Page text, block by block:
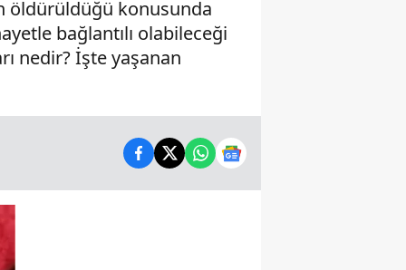
öldürüldüğü konusunda
bağlantılı olabileceği
nedir? İşte yaşanan